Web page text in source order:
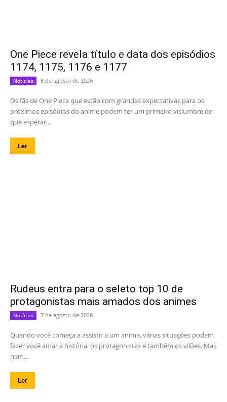
One Piece revela título e data dos episódios
1174, 1175, 1176 e 1177
Notícias 8 de agosto de 2026
Os fãs de One Piece que estão com grandes expectativas para os
próximos episódios do anime podem ter um primeiro vislumbre do
que esperar...
Ler
Rudeus entra para o seleto top 10 de
protagonistas mais amados dos animes
Notícias 7 de agosto de 2026
Quando você começa a assistir a um anime, várias situações podem
fazer você amar a história, os protagonistas e também os vilões. Mas
nem...
Ler